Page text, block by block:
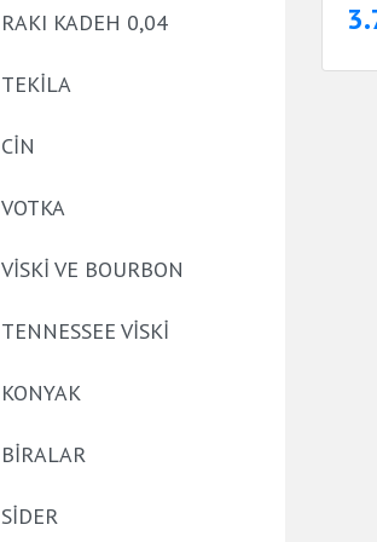
RAKI KADEH 0,04
TEKİLA
CİN
VOTKA
VİSKİ VE BOURBON
TENNESSEE VİSKİ
KONYAK
BİRALAR
SİDER